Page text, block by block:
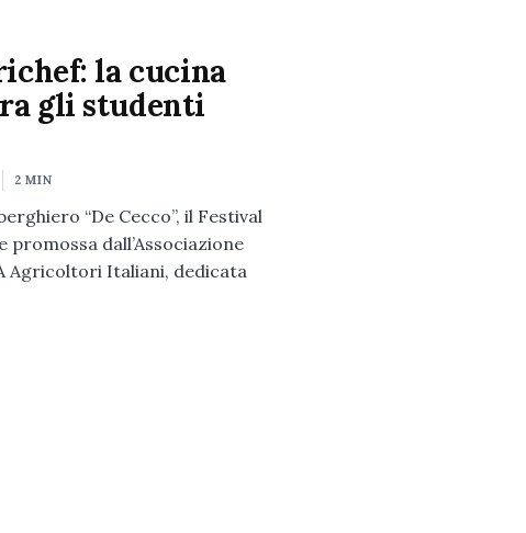
la cucina
gli studenti
2 MIN
“De Cecco”, il Festival
dall’Associazione
Agricoltori Italiani, dedicata